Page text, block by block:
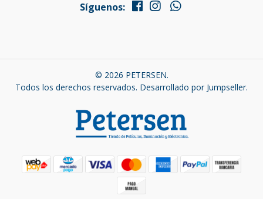
Síguenos:
© 2026 PETERSEN.
Todos los derechos reservados. Desarrollado por Jumpseller.